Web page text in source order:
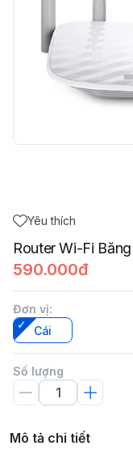
Yêu thích
Router Wi-Fi
590.000đ
Đơn vị:
Cái
Số lượng
Mô tả chi tiết